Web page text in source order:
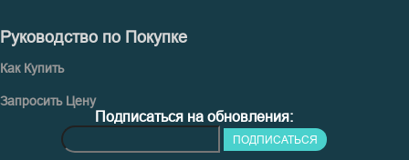
Руководство по Покупке
Как Купить
Запросить Цену
Подписаться на обновления:
ПОДПИСАТЬСЯ